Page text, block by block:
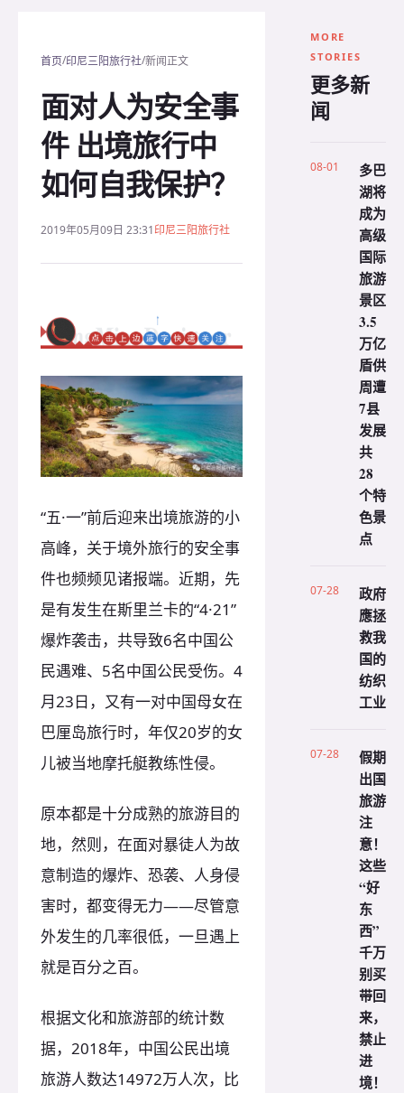
首页/印尼三阳旅行社/新闻正文
面对人为安全事
件 出境旅行中
如何自我保护？
2019年05月09日 23:31印尼三阳旅行社
“五·一”前后迎来出境旅游的小
高峰，关于境外旅行的安全事
件也频频见诸报端。近期，先
是有发生在斯里兰卡的“4·21”
爆炸袭击，共导致6名中国公
民遇难、5名中国公民受伤。4
月23日，又有一对中国母女在
巴厘岛旅行时，年仅20岁的女
儿被当地摩托艇教练性侵。
原本都是十分成熟的旅游目的
地，然则，在面对暴徒人为故
意制造的爆炸、恐袭、人身侵
害时，都变得无力——尽管意
外发生的几率很低，一旦遇上
就是百分之百。
根据文化和旅游部的统计数
据，2018年，中国公民出境
旅游人数达14972万人次，比
MORE
STORIES
更多新
闻
08-01
多巴
湖将
成为
高级
国际
旅游
景区
3.5
万亿
盾供
周遭
7县
发展
共
28
个特
色景
点
07-28
政府
應拯
救我
国的
纺织
工业
07-28
假期
出国
旅游
注
意！
这些
“好
东
西”
千万
别买
带回
来，
禁止
进
境！